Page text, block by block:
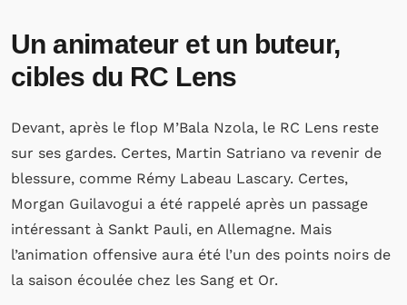
Un animateur et un buteur,
cibles du RC Lens
Devant, après le flop M’Bala Nzola, le RC Lens reste
sur ses gardes. Certes, Martin Satriano va revenir de
blessure, comme Rémy Labeau Lascary. Certes,
Morgan Guilavogui a été rappelé après un passage
intéressant à Sankt Pauli, en Allemagne. Mais
l’animation offensive aura été l’un des points noirs de
la saison écoulée chez les Sang et Or.